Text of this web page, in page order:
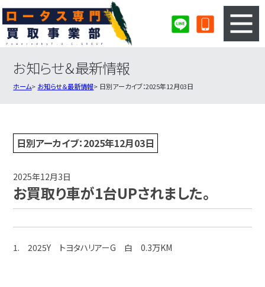
3ステップのカンタン査定
ロータス買取実績 会社概要・店舗紹介・MAP
お知らせ＆最新情報
ホーム お知らせ＆最新情報 日別アーカイブ：2025年12月03日
日別アーカイブ：2025年12月03日
2025年12月3日
お買取り車が1台UPされました。
1. 2025Y トヨタハリアーG 白 0.3万KM